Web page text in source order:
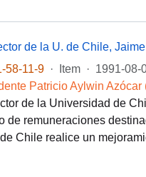
de la U. de Chile,
58-11-9
· Item · 1991-08-
Patricio Aylwin Azócar
de la Universidad de
de remuneraciones
Chile realice un